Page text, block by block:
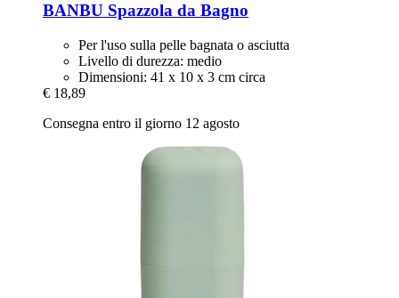
BANBU Spazzola da Bagno
Per l'uso sulla pelle bagnata o asciutta
Livello di durezza: medio
Dimensioni: 41 x 10 x 3 cm circa
€ 18,89
Consegna entro il giorno 12 agosto